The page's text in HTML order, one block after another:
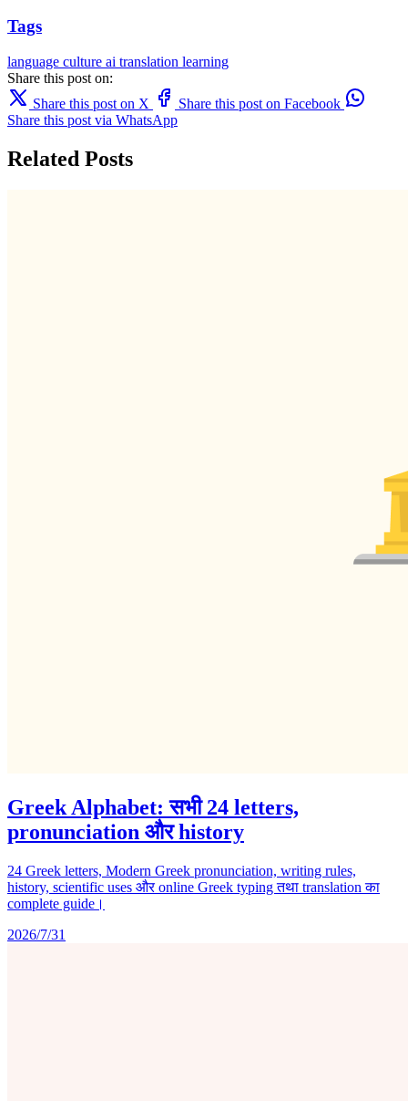
Tags
language culture ai translation learning
Share this post on:
Share this post on X
Share this post on Facebook
Share this post via WhatsApp
Related Posts
Greek Alphabet: सभी 24 letters,
pronunciation और history
24 Greek letters, Modern Greek pronunciation, writing rules,
history, scientific uses और online Greek typing तथा translation का
complete guide।
2026/7/31